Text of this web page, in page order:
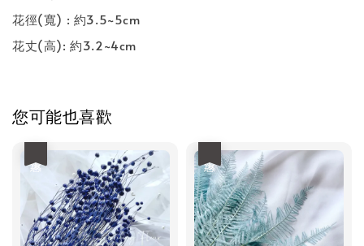
花徑(寬) : 約3.5~5cm
花丈(高): 約3.2~4cm
您可能也喜歡